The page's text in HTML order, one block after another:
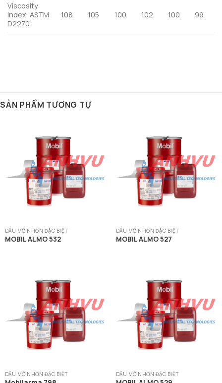
Viscosity
Index, ASTM
D2270
108 105 100 102 100 99
SẢN PHẨM TƯƠNG TỰ
DẦU MỠ NHỜN ĐẶC BIỆT
MOBIL ALMO 532
DẦU MỠ NHỜN ĐẶC BIỆT
MOBIL ALMO 527
DẦU MỠ NHỜN ĐẶC BIỆT DẦU MỠ NHỜN ĐẶC BIỆT